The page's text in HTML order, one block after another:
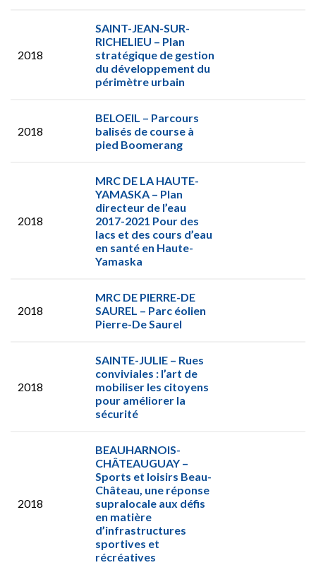
2018
SAINT-JEAN-SUR-
RICHELIEU – Plan
stratégique de gestion
du développement du
périmètre urbain
2018
BELOEIL – Parcours
balisés de course à
pied Boomerang
2018
MRC DE LA HAUTE-
YAMASKA – Plan
directeur de l’eau
2017-2021 Pour des
lacs et des cours d’eau
en santé en Haute-
Yamaska
2018
MRC DE PIERRE-DE
SAUREL – Parc éolien
Pierre-De Saurel
2018
SAINTE-JULIE – Rues
conviviales : l’art de
mobiliser les citoyens
pour améliorer la
sécurité
2018
BEAUHARNOIS-
CHÂTEAUGUAY –
Sports et loisirs Beau-
Château, une réponse
supralocale aux défis
en matière
d’infrastructures
sportives et
récréatives